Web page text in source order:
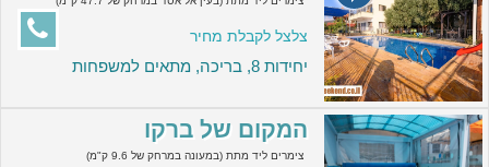
צלצל לקבלת מחיר
יחידות 8, בריכה, מתאים למשפחות
המקום של ברקו
צימרים ליד מתת (במעונה במרחק של 9.6 ק"מ)